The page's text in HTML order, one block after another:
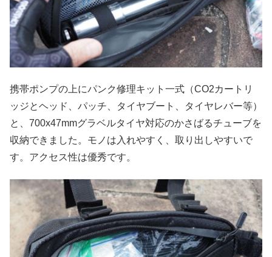
携帯ポンプの上にパンク修理キット一式（CO2カートリ
ッジとヘッド、パッチ、タイヤブート、タイヤレバー等）
と、700x47mmグラベルタイヤ対応のかさばるチューブを
収納できました。モノは入れやすく、取り出しやすいで
す。アクセス性は優秀です。